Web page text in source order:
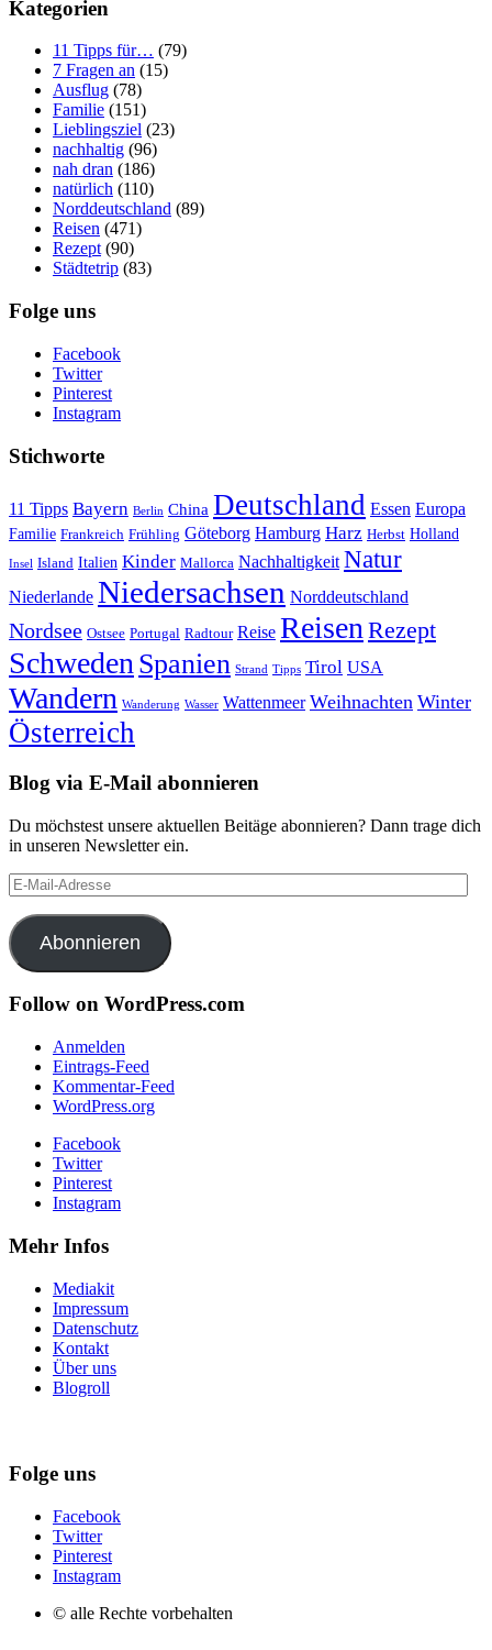
Kategorien
11 Tipps für… (79)
7 Fragen an (15)
Ausflug (78)
Familie (151)
Lieblingsziel (23)
nachhaltig (96)
nah dran (186)
natürlich (110)
Norddeutschland (89)
Reisen (471)
Rezept (90)
Städtetrip (83)
Folge uns
Facebook
Twitter
Pinterest
Instagram
Stichworte
11 Tipps Bayern Berlin China Deutschland Essen Europa
Familie Frankreich Frühling Göteborg Hamburg Harz Herbst Holland
Insel Island Italien Kinder Mallorca Nachhaltigkeit Natur
Niederlande Niedersachsen Norddeutschland
Nordsee Ostsee Portugal Radtour Reise ReisenRezept
SchwedenSpanien Strand Tipps Tirol USA
Wandern Wanderung Wasser Wattenmeer Weihnachten Winter
Österreich
Blog via E-Mail abonnieren
Du möchstest unsere aktuellen Beitäge abonnieren? Dann trage dich
in unseren Newsletter ein.
E-
Mail-
Adresse
Abonnieren
Follow on WordPress.com
Anmelden
Eintrags-Feed
Kommentar-Feed
WordPress.org
Facebook
Twitter
Pinterest
Instagram
Mehr Infos
Mediakit
Impressum
Datenschutz
Kontakt
Über uns
Blogroll
Folge uns
Facebook
Twitter
Pinterest
Instagram
© alle Rechte vorbehalten